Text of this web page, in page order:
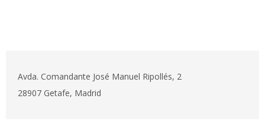
Avda. Comandante José Manuel Ripollés, 2
28907 Getafe, Madrid